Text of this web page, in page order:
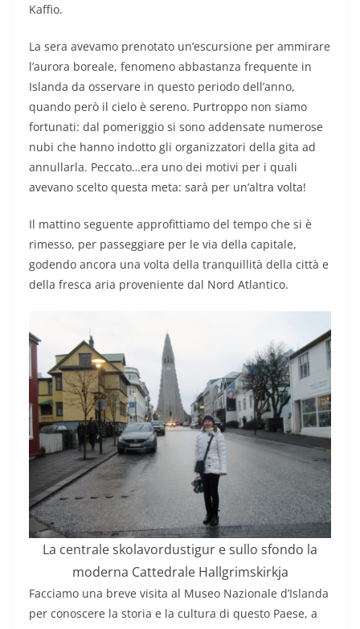
Kaffio.
La sera avevamo prenotato un’escursione per ammirare
l’aurora boreale, fenomeno abbastanza frequente in
Islanda da osservare in questo periodo dell’anno,
quando però il cielo è sereno. Purtroppo non siamo
fortunati: dal pomeriggio si sono addensate numerose
nubi che hanno indotto gli organizzatori della gita ad
annullarla. Peccato…era uno dei motivi per i quali
avevano scelto questa meta: sarà per un’altra volta!
Il mattino seguente approfittiamo del tempo che si è
rimesso, per passeggiare per le via della capitale,
godendo ancora una volta della tranquillità della città e
della fresca aria proveniente dal Nord Atlantico.
La centrale skolavordustigur e sullo sfondo la
moderna Cattedrale Hallgrimskirkja
Facciamo una breve visita al Museo Nazionale d’Islanda
per conoscere la storia e la cultura di questo Paese, a